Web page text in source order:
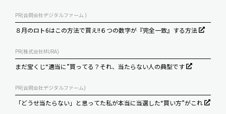
PR(合同会社デジタルファーム )
８月のロト6はこの方法で買え!!６つの数字が『完全一致』する方法
PR(株式会社MURA)
まだ宝くじ“適当に”買ってる？それ、当たらない人の典型です
PR(合同会社デジタルファーム)
「どうせ当たらない」と思ってた私が本当に当選した“買い方”がこれ